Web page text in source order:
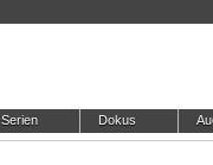
Serien Dokus